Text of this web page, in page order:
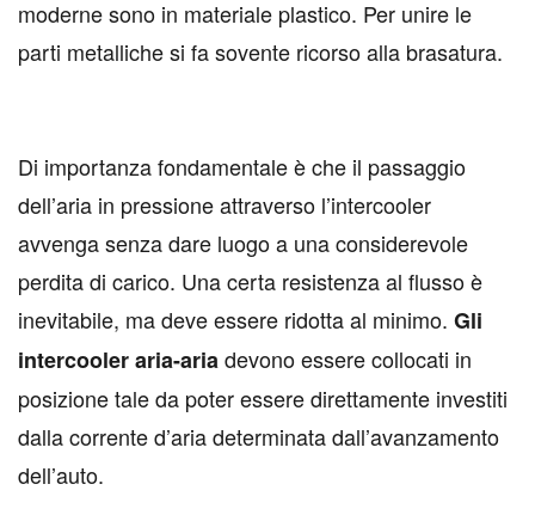
moderne sono in materiale plastico. Per unire le
parti metalliche si fa sovente ricorso alla brasatura.
Di importanza fondamentale è che il passaggio
dell’aria in pressione attraverso l’intercooler
avvenga senza dare luogo a una considerevole
perdita di carico. Una certa resistenza al flusso è
inevitabile, ma deve essere ridotta al minimo. Gli
intercooler aria-ariadevono essere collocati in
posizione tale da poter essere direttamente investiti
dalla corrente d’aria determinata dall’avanzamento
dell’auto.